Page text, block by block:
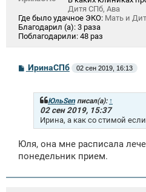
Дитя СПб, Ава
Где было удачное ЭКО: Мать и
Благодарил (а): 3 раза
Поблагодарили: 48 раз
С
о
ИринаСПб 02 сен 2019, 16:13
ЮльSenписал(а): ↑
02 сен 2019, 15:37
Ирина, а как со стимой
Юля, она мне расписала
понедельник прием.